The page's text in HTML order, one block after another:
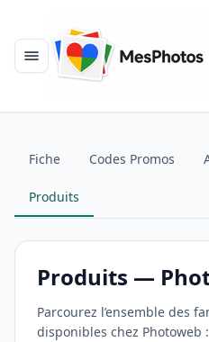
Menu
Fiche Codes Promos
Produits
Produits —
Parcourez l’ensemble des
disponibles chez Photoweb